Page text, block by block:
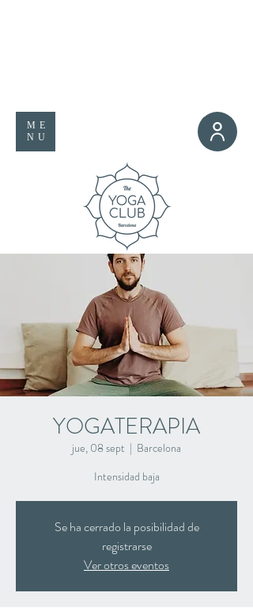
ME
NU
YOGATERAPIA
jue, 08 sept
  |
Barcelona
Intensidad baja
Se ha cerrado la posibilidad de
registrarse
Ver otros eventos